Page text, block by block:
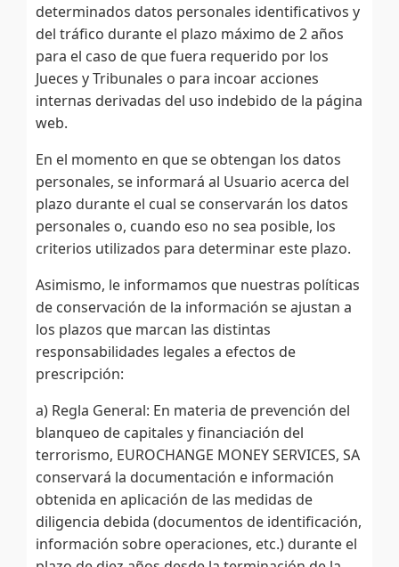
determinados datos personales identificativos y
del tráfico durante el plazo máximo de 2 años
para el caso de que fuera requerido por los
Jueces y Tribunales o para incoar acciones
internas derivadas del uso indebido de la página
web.
En el momento en que se obtengan los datos
personales, se informará al Usuario acerca del
plazo durante el cual se conservarán los datos
personales o, cuando eso no sea posible, los
criterios utilizados para determinar este plazo.
Asimismo, le informamos que nuestras políticas
de conservación de la información se ajustan a
los plazos que marcan las distintas
responsabilidades legales a efectos de
prescripción:
a) Regla General: En materia de prevención del
blanqueo de capitales y financiación del
terrorismo, EUROCHANGE MONEY SERVICES, SA
conservará la documentación e información
obtenida en aplicación de las medidas de
diligencia debida (documentos de identificación,
información sobre operaciones, etc.) durante el